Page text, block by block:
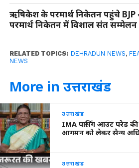
ऋषिकेश के परमार्थ निकेतन पहुंचे BJP
परमार्थ निकेतन में विशाल संत सम्मेलन
RELATED TOPICS: DEHRADUN NEWS,
NEWS
More in उत्तराखंड
उत्तराखंड
IMA पासिंग आउट परेड की
आगमन को लेकर सैन्य
उत्तराखंड